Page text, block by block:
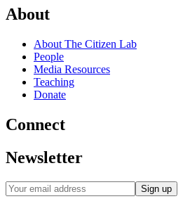
About
About The Citizen Lab
People
Media Resources
Teaching
Donate
Connect
Newsletter